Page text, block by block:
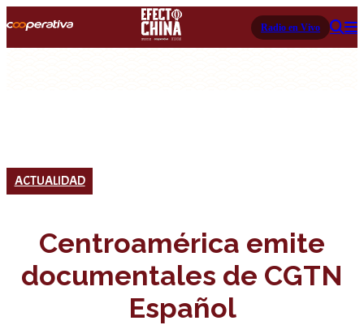
Radio en Vivo
ACTUALIDAD
Centroamérica emite
documentales de CGTN
Español